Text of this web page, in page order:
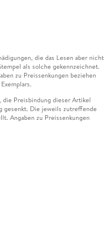
die das Lesen aber nicht
als solche gekennzeichnet.
zu Preissenkungen beziehen
Preisbindung dieser Artikel
gesenkt. Die jeweils zutreffende
Angaben zu Preissenkungen